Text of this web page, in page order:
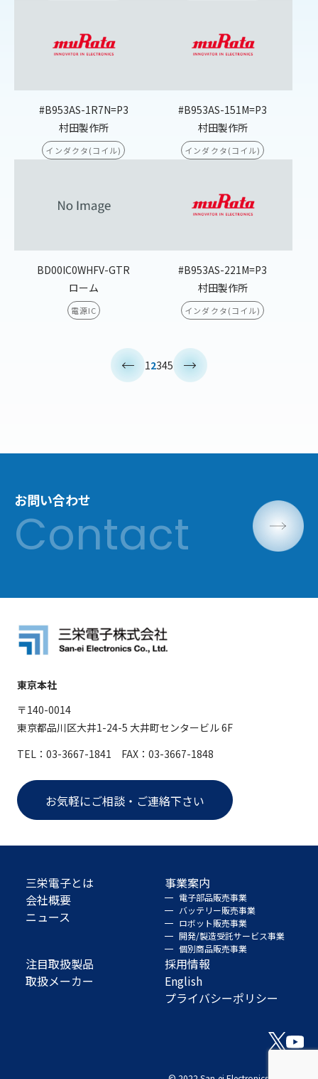
#B953AS-1R7N=P3
村田製作所
インダクタ(コイル)
#B953AS-151M=P3
村田製作所
インダクタ(コイル)
BD00IC0WHFV-GTR
ローム
電源IC
#B953AS-221M=P3
村田製作所
インダクタ(コイル)
12345
お問い合わせ
東京本社
〒140-0014
東京都品川区大井1-24-5 大井町センタービル 6F
TEL：03-3667-1841 FAX：03-3667-1848
お気軽にご相談・ご連絡下さい
三栄電子とは
会社概要
ニュース
事業案内
電子部品販売事業
バッテリー販売事業
ロボット販売事業
開発/製造受託サービス事業
個別商品販売事業
注目取扱製品
取扱メーカー
採用情報
English
プライバシーポリシー